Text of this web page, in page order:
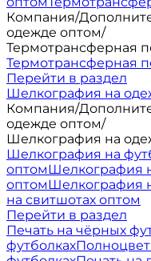
Компания/
одежде оптом/
Термотрансферная
Термотрансферная
Перейти в раздел
Шелкография на
Компания/
одежде оптом/
Шелкография на
Шелкография на
оптомШелкография
оптомШелкография
на свитшотах оптом
Перейти в раздел
Печать на чёрных
футболках